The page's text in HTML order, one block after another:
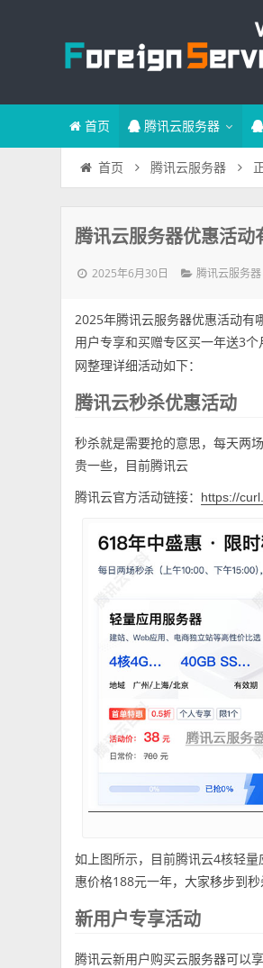
首页 腾讯云服务器
首页 腾讯云服务器
腾讯云服务器优惠活动
2025年6月30日 腾讯云服务器
2025年腾讯云服务器优惠活动有
用户专享和买赠专区买一年送3
网整理详细活动如下：
腾讯云秒杀优惠活动
秒杀就是需要抢的意思，每天两
贵一些，目前腾讯云
腾讯云官方活动链接：
https://
如上图所示，目前腾讯云4核轻
惠价格188元一年，大家移步到
新用户专享活动
腾讯云新用户购买云服务器可以